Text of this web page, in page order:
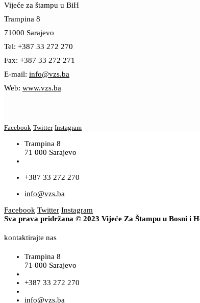
Vijeće za štampu u BiH
Trampina 8
71000 Sarajevo
Tel: +387 33 272 270
Fax: +387 33 272 271
E-mail: info@vzs.ba
Web: www.vzs.ba
Facebook Twitter Instagram
Trampina 8
71 000 Sarajevo
+387 33 272 270
info@vzs.ba
Facebook Twitter Instagram
Sva prava pridržana © 2023 Vijeće Za Štampu u Bosni i
kontaktirajte nas
Trampina 8
71 000 Sarajevo
+387 33 272 270
info@vzs.ba